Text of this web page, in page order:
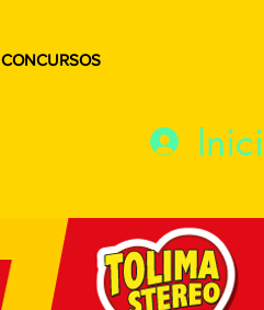
CONCURSOS